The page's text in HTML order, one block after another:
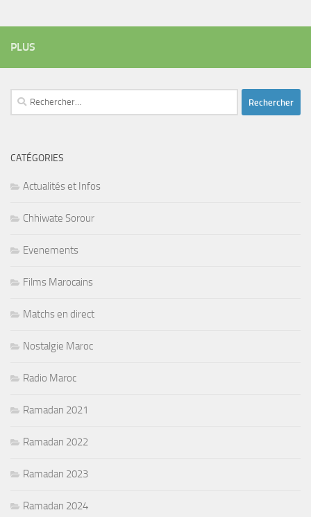
PLUS
Rechercher :
CATÉGORIES
Actualités et Infos
Chhiwate Sorour
Evenements
Films Marocains
Matchs en direct
Nostalgie Maroc
Radio Maroc
Ramadan 2021
Ramadan 2022
Ramadan 2023
Ramadan 2024